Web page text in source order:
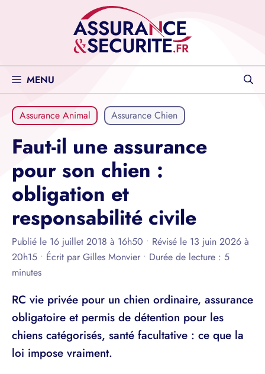
MENU
Assurance Animal Assurance Chien
Faut-il une assurance
pour son chien :
obligation et
responsabilité civile
Publié le 16 juillet 2018 à 16h50 • Révisé le 13 juin 2026 à
20h15 • Écrit par Gilles Monvier • Durée de lecture : 5
minutes
RC vie privée pour un chien ordinaire, assurance
obligatoire et permis de détention pour les
chiens catégorisés, santé facultative : ce que la
loi impose vraiment.